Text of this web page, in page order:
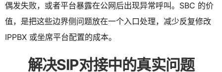
偶发失败，或者平台暴露在公网后出现异常呼叫。SBC 的价
值，是把这些边界侧问题放在一个入口处理，减少反复修改
IPPBX 或坐席平台配置的成本。
解决SIP对接中的真实问题